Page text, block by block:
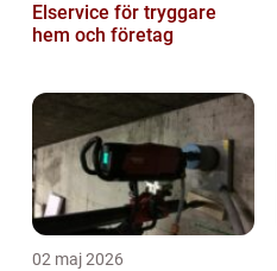
Elservice för tryggare
hem och företag
02 maj 2026